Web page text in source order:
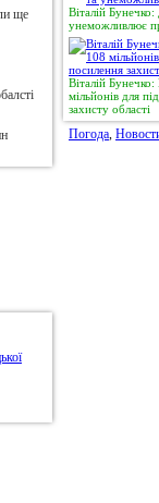
ще
Віталій
унеможливлює
Віталій
мільйонів для
захисту області
Погода,